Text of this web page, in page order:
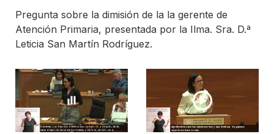
Pregunta sobre la dimisión de la la gerente de
Atención Primaria, presentada por la Ilma. Sra. D.ª
Leticia San Martín Rodríguez.